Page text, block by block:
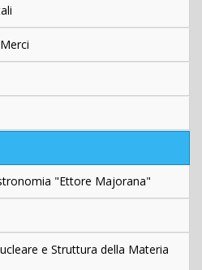
"Ettore Majorana"
e Struttura della Materia